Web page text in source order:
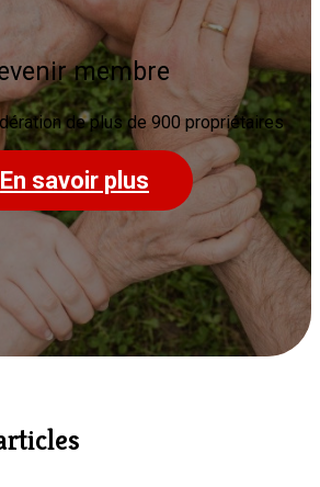
membre
de plus de 900 propriétaires
En savoir plus